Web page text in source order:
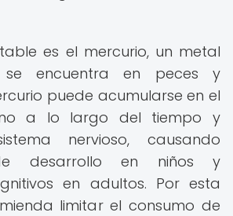
es el mercurio, un metal
encuentra en peces y
puede acumularse en el
a lo largo del tiempo y
nervioso, causando
desarrollo en niños y
en adultos. Por esta
limitar el consumo de